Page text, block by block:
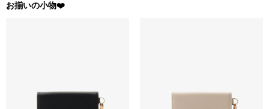
お揃いの小物❤